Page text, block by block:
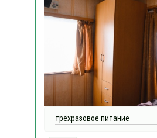
трёхразовое питание